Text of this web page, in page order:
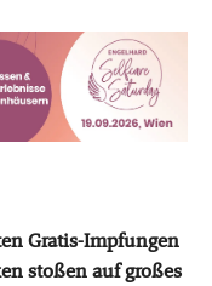
Gratis-Impfungen
stoßen auf großes